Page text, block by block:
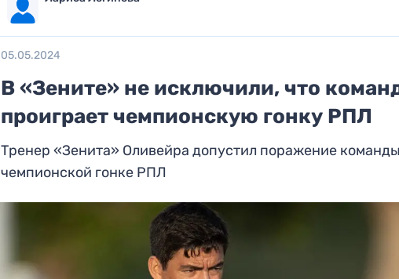
05.05.2024
В «Зените» не исключили, что
проиграет чемпионскую гонку РПЛ
Тренер «Зенита» Оливейра допустил поражение
чемпионской гонке РПЛ